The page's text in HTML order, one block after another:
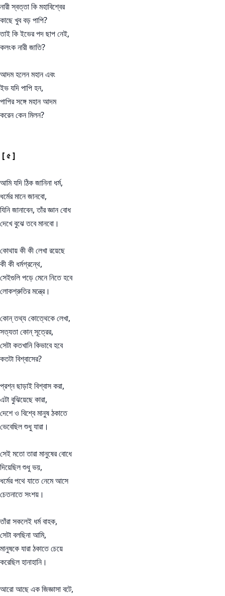
নারী স্বত্তা কি মহাবিশ্বের
কাছে খুব বড় পাপি?
তাই কি ইভের পদ ছাপ নেই,
কলংক নারী জাতি?
আদম হলেন মহান এবং
ইভ যদি পাপি হন,
পাপির সঙ্গে মহান আদম
করেন কেন মিলন?
[ ৫ ]
আমি যদি ঠিক জানিনা ধর্ম,
ধর্মের মানে জানবো,
যিনি জানাবেন, তাঁর জ্ঞান বোধ
দেখে বুঝে তবে মানবো।
কোথায় কী কী লেখা রয়েছে
কী কী ধর্মগ্রন্থে,
সেইগুলি পড়ে মেনে নিতে হবে
লোকশ্রুতির মন্ত্রে।
কোন্ তথ্য কোত্থেকে লেখা,
সত্যতা কোন্ সূত্রের,
সেটা কতখানি কিভাবে হবে
কতটা বিশ্বাসের?
প্রশ্ন ছাড়াই বিশ্বাস করা,
এটা বুঝিয়েছে কারা,
দেশে ও বিশ্বে মানুষ ঠকাতে
ভেবেছিল শুধু যারা।
সেই মতো তারা মানুষের বোধে
দিয়েছিল শুধু ভয়,
ধর্মের পথে যাতে নেমে আসে
চেতনাতে সংশয়।
তাঁরা সকলেই ধর্ম বাহক,
সেটা বলছিনা আমি,
মানুষকে যারা ঠকাতে চেয়ে
করেছিল হানাহানি।
আরো আছে এক জিজ্ঞাসা বটে,